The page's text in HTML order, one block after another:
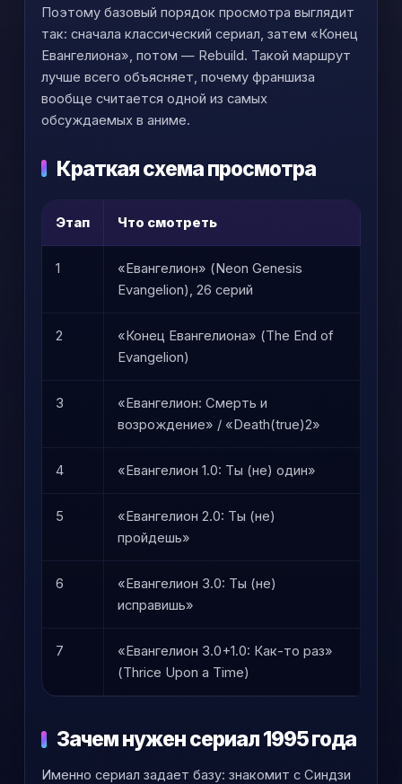
Поэтому базовый порядок просмотра выглядит
так: сначала классический сериал, затем «Конец
Евангелиона», потом — Rebuild. Такой маршрут
лучше всего объясняет, почему франшиза
вообще считается одной из самых
обсуждаемых в аниме.
Краткая схема просмотра
Этап Что смотреть
1
«Евангелион» (Neon Genesis
Evangelion), 26 серий
2
«Конец Евангелиона» (The End of
Evangelion)
3
«Евангелион: Смерть и
возрождение» / «Death(true)2»
4 «Евангелион 1.0: Ты (не) один»
5
«Евангелион 2.0: Ты (не)
пройдешь»
6
«Евангелион 3.0: Ты (не)
исправишь»
7
«Евангелион 3.0+1.0: Как-то раз»
(Thrice Upon a Time)
Зачем нужен сериал 1995 года
Именно сериал задает базу: знакомит с Синдзи